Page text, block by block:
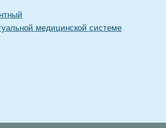
медицинской системе